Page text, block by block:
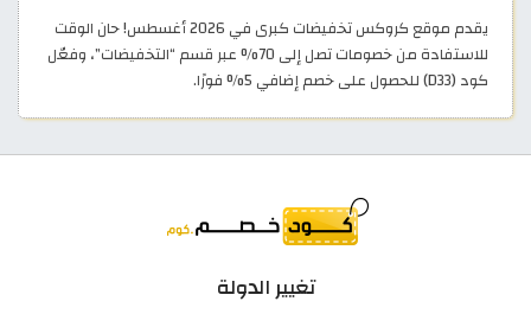
يقدم موقع كروكس تخفيضات كبرى في 2026 أغسطس! حان الوقت
للاستفادة من خصومات تصل إلى 70% عبر قسم “التخفيضات”، وفعّل
كود (D33) للحصول على خصم إضافي 5% فورًا.
تغيير الدولة